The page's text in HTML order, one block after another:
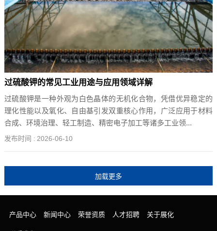
过硫酸钾的常见工业用途与应用领域详解
过硫酸钾是一种外观为白色晶体的无机化合物，凭借优异稳定的
理化性能以及氧化、自由基引发双重核心作用，广泛应用于材料
合成、环境治理、轻工制造、精密电子加工等诸多工业领...
发布时间 : 2026-06-10
产品中心 新闻中心 荣誉资质 人才招聘 关于展化